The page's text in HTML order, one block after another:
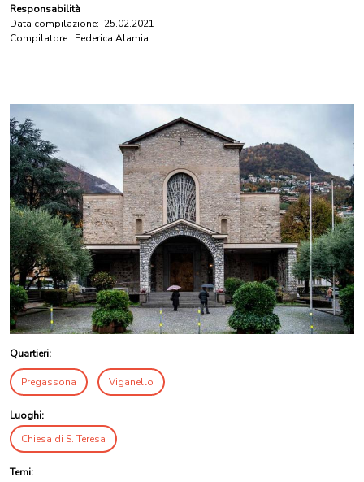
Responsabilità
Data compilazione: 25.02.2021
Compilatore: Federica Alamia
Quartieri:
Pregassona Viganello
Luoghi:
Chiesa di S. Teresa
Temi: